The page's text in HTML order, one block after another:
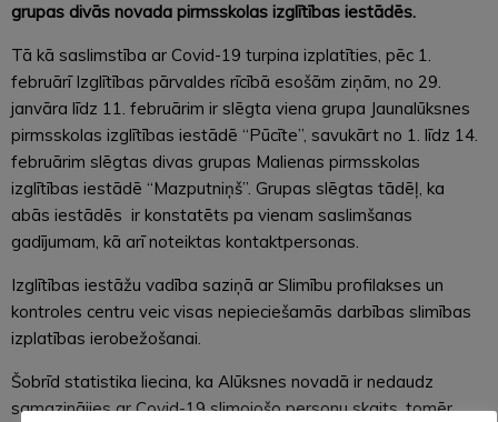
grupas divās novada pirmsskolas izglītības iestādēs.
Tā kā saslimstība ar Covid-19 turpina izplatīties, pēc 1.
februārī Izglītības pārvaldes rīcībā esošām ziņām, no 29.
janvāra līdz 11. februārim ir slēgta viena grupa Jaunalūksnes
pirmsskolas izglītības iestādē “Pūcīte”, savukārt no 1. līdz 14.
februārim slēgtas divas grupas Malienas pirmsskolas
izglītības iestādē “Mazputniņš”. Grupas slēgtas tādēļ, ka
abās iestādēs ir konstatēts pa vienam saslimšanas
gadījumam, kā arī noteiktas kontaktpersonas.
Izglītības iestāžu vadība saziņā ar Slimību profilakses un
kontroles centru veic visas nepieciešamās darbības slimības
izplatības ierobežošanai.
Šobrīd statistika liecina, ka Alūksnes novadā ir nedaudz
samazinājies ar Covid-19 slimojošo personu skaits, tomēr